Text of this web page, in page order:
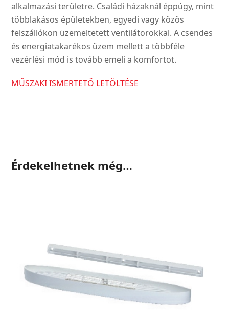
alkalmazási területre. Családi házaknál éppúgy, mint
többlakásos épületekben, egyedi vagy közös
felszállókon üzemeltetett ventilátorokkal. A csendes
és energiatakarékos üzem mellett a többféle
vezérlési mód is tovább emeli a komfortot.
MŰSZAKI ISMERTETŐ LETÖLTÉSE
Érdekelhetnek még…